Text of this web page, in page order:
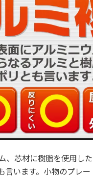
、芯材に樹脂を使用し
います。小物のプレー